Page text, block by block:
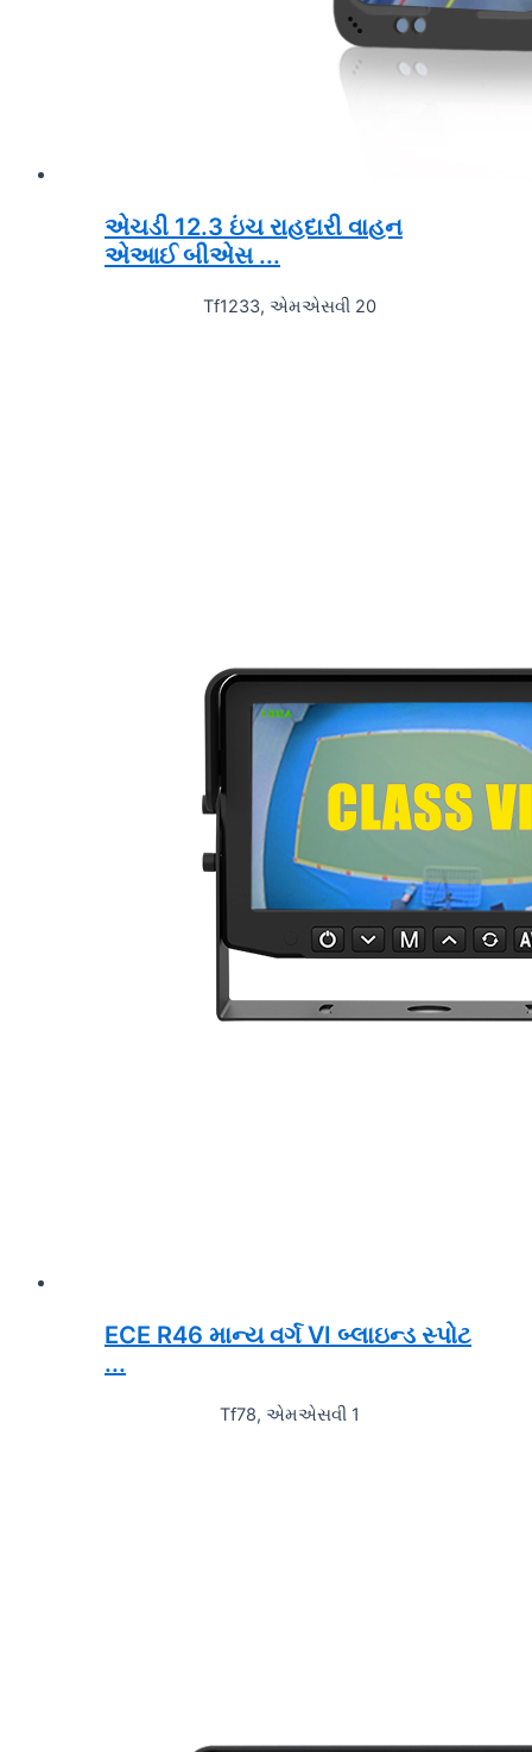
એચડી 12.3 ઇંચ રાહદારી વાહન
એઆઈ બીએસ ...
Tf1233, એમએસવી 20
ECE R46 માન્ય વર્ગ VI બ્લાઇન્ડ સ્પોટ
...
Tf78, એમએસવી 1